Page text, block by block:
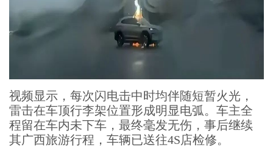
视频显示，每次闪电击中时均伴随短暂火光，
雷击在车顶行李架位置形成明显电弧。车主全
程留在车内未下车，最终毫发无伤，事后继续
其广西旅游行程，车辆已送往4S店检修。